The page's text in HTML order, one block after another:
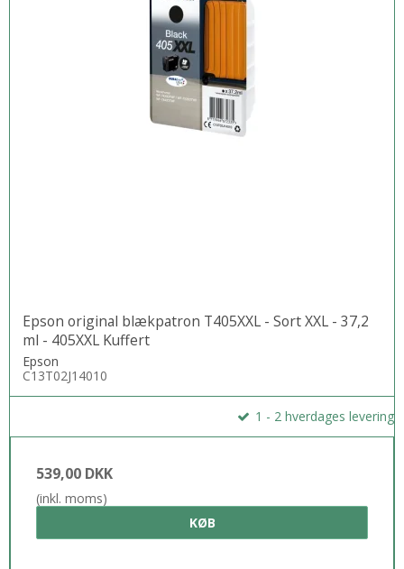
Epson original blækpatron T405XXL - Sort XXL - 37,2
ml - 405XXL Kuffert
Epson
C13T02J14010
1 - 2 hverdages levering
539,00 DKK
(inkl. moms)
KØB